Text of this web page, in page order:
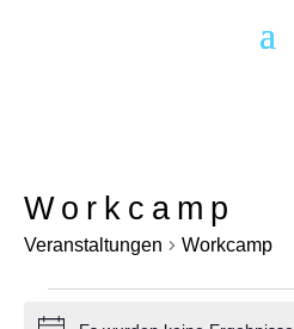
Workcamp
Veranstaltungen Workcamp